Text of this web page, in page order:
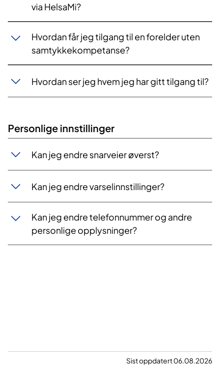
via HelsaMi?
Hvordan får jeg tilgang til en forelder uten
samtykkekompetanse?
Hvordan ser jeg hvem jeg har gitt tilgang til?
Personlige innstillinger
Kan jeg endre snarveier øverst?
Kan jeg endre varselinnstillinger?
Kan jeg endre telefonnummer og andre
personlige opplysninger?
Sist oppdatert 06.08.2026